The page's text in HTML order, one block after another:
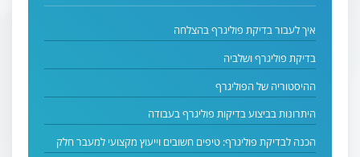
איך לעבור בדיקת פוליגרף בהצלחה
בדיקת פוליגרף ושלביה
ההיסטוריה של הפוליגרף
היתרונות בביצוע בדיקות פוליגרף בעבודה
הכנה לבדיקת פוליגרף: טיפים חשובים וייעוץ מקצועי למעבר חלק